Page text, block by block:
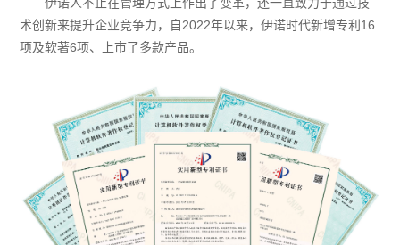
术创新来提升企业竞争力，自2022年以来，伊诺时代新增专利16
项及软著6项、上市了多款产品。